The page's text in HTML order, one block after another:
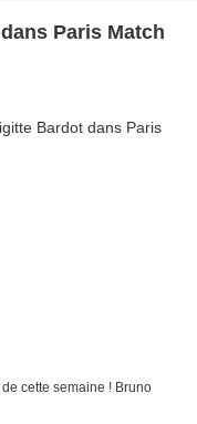
Paris Match
cette semaine ! Bruno